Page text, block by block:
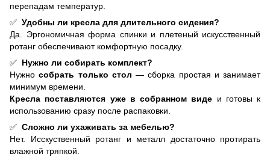
перепадам температур.
✅ Удобны ли кресла для длительного сидения?
Да. Эргономичная форма спинки и плетеный искусственный
ротанг обеспечивают комфортную посадку.
✅ Нужно ли собирать комплект?
Нужнособрать только стол — сборка простая и занимает
минимум времени.
Кресла поставляются уже в собранном виде и готовы к
использованию сразу после распаковки.
✅ Сложно ли ухаживать за мебелью?
Нет. Исскуственный ротанг и металл достаточно протирать
влажной тряпкой.